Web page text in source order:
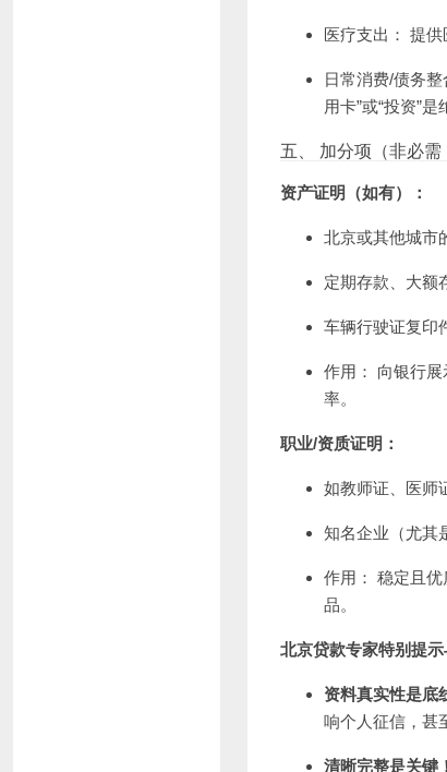
医疗支出： 提供
日常消费/债务
用卡”或“投资”是
五、 加分项（非必需
资产证明（如有）：
北京或其他城市
定期存款、大额
车辆行驶证复印
作用： 向银行
率。
职业/资质证明：
如教师证、医师
知名企业（尤其
作用： 稳定且
品。
北京贷款专家特别提示
资料真实性是底
响个人征信，甚
清晰完整是关键！